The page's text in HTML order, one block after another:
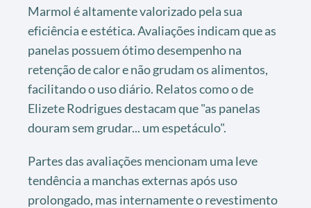
Marmol é altamente valorizado pela sua
eficiência e estética. Avaliações indicam que as
panelas possuem ótimo desempenho na
retenção de calor e não grudam os alimentos,
facilitando o uso diário. Relatos como o de
Elizete Rodrigues destacam que "as panelas
douram sem grudar... um espetáculo".
Partes das avaliações mencionam uma leve
tendência a manchas externas após uso
prolongado, mas internamente o revestimento